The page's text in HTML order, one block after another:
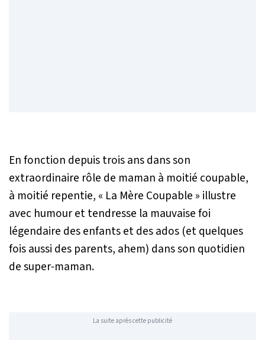
En fonction depuis trois ans dans son
extraordinaire rôle de maman à moitié coupable,
à moitié repentie, « La Mère Coupable » illustre
avec humour et tendresse la mauvaise foi
légendaire des enfants et des ados (et quelques
fois aussi des parents, ahem) dans son quotidien
de super-maman.
La suite après cette publicité